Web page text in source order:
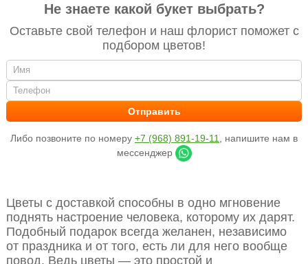
Не знаете какой букет выбрать?
Оставьте свой телефон и наш флорист поможет с
подбором цветов!
Либо позвоните по номеру +7 (968) 891-19-11
, напишите нам в
мессенджер
Цветы с доставкой способны в одно мгновение
поднять настроение человека, которому их дарят.
Подобный подарок всегда желанен, независимо
от праздника и от того, есть ли для него вообще
повод. Ведь цветы — это простой и